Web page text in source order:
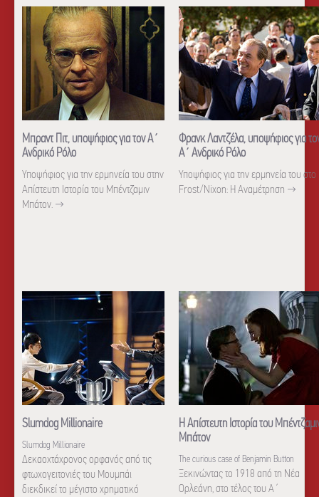
Μπραντ Πιτ, υποψήφιος για τον Α΄
Ανδρικό Ρόλο
Υποψήφιος για την ερμηνεία του στην
Απίστευτη Ιστορία του Μπέντζαμιν
Μπάτον. →
Φρανκ Λαντζέλα, υποψήφιος για
Α΄ Ανδρικό Ρόλο
Υποψήφιος για την ερμηνεία του στο
Frost/Nixon: H Αναμέτρηση →
Slumdog Millionaire
Slumdog Millionaire
Δεκαοχτάχρονος ορφανός από τις
φτωχογειτονιές του Μουμπάι
διεκδικεί το μέγιστο χρηματικό
Η Απίστευτη Ιστορία του
Μπάτον
The curious case of Benjamin Button
Ξεκινώντας το 1918 από τη Νέα
Ορλεάνη, στο τέλος του Α΄